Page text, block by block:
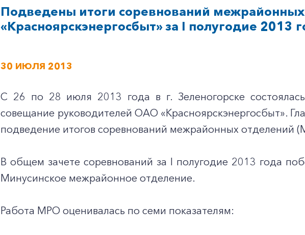
Заказать обратный звонок
Подведены итоги соревнований
«Красноярскэнергосбыт» за I полугодие 2013
30 ИЮЛЯ 2013
С 26 по 28 июля 2013 года в г. Зеленогорске
совещание руководителей ОАО «Красноярскэнергосбыт».
подведение итогов соревнований межрайонных отделений
В общем зачете соревнований за I полугодие 2013 года
Минусинское межрайонное отделение.
Работа МРО оценивалась по семи показателям: